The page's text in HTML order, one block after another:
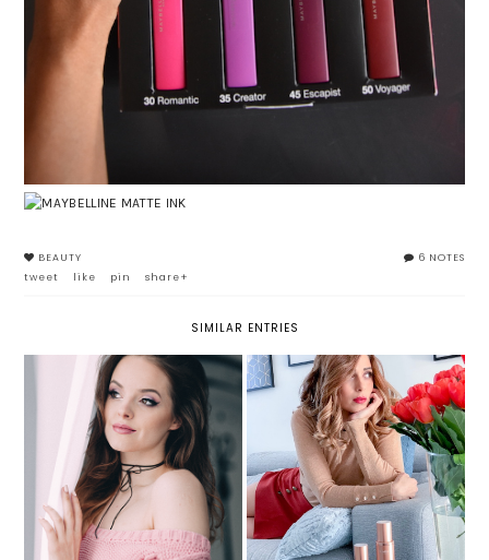
6 NOTES
BEAUTY
tweet
like pin share+
SIMILAR ENTRIES
IL CORRETTORE: SCEGLIERE
QUELLO GIUSTO CONSENTE DI
OTTENERE IL MIGLIOR
RISULTATO
EXTRA-FIRMING CLARINS:
NUOVI ESPERTI RUGHE &
TONICITÀ